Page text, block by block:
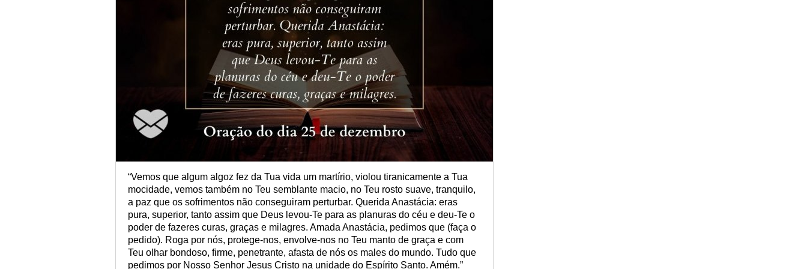
“Vemos que algum algoz fez da Tua vida um martírio, violou tiranicamente a Tua
mocidade, vemos também no Teu semblante macio, no Teu rosto suave, tranquilo,
a paz que os sofrimentos não conseguiram perturbar. Querida Anastácia: eras
pura, superior, tanto assim que Deus levou-Te para as planuras do céu e deu-Te o
poder de fazeres curas, graças e milagres. Amada Anastácia, pedimos que (faça o
pedido). Roga por nós, protege-nos, envolve-nos no Teu manto de graça e com
Teu olhar bondoso, firme, penetrante, afasta de nós os males do mundo. Tudo que
pedimos por Nosso Senhor Jesus Cristo na unidade do Espírito Santo. Amém.”